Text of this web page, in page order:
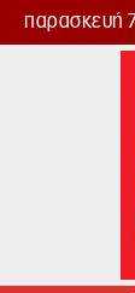
παρασκευή